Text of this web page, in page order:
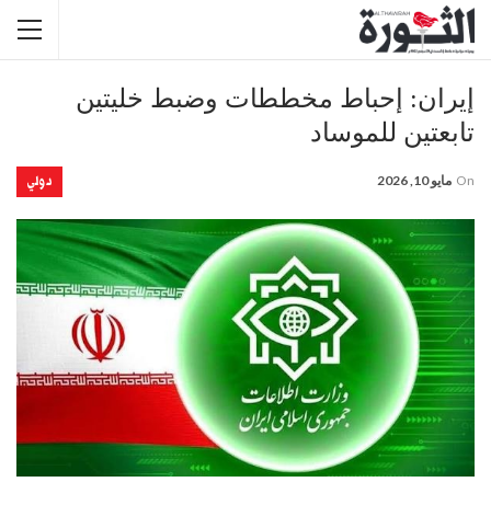
إيران: إحباط مخططات وضبط خليتين
تابعتين للموساد
دولي On مايو 10, 2026